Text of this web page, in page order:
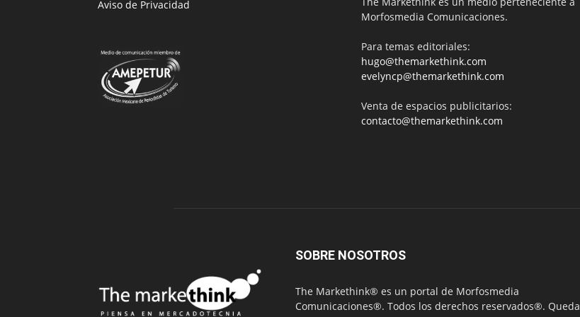
Aviso de Privacidad
Morfosmedia Comunicaciones.
Para temas editoriales:
hugo@themarkethink.com
evelyncp@themarkethink.com
Venta de espacios publicitarios:
contacto@themarkethink.com
SOBRE NOSOTROS
The Markethink® es un portal de Morfosmedia
Comunicaciones®. Todos los derechos reservados®. Queda